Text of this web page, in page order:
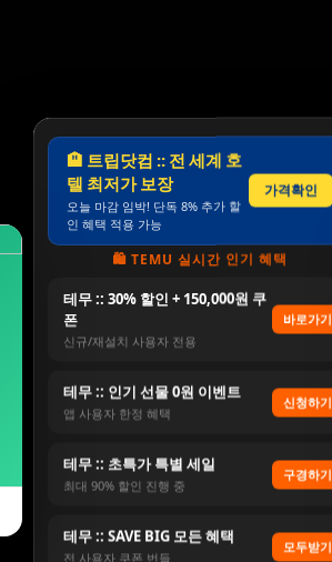
🏨 트립닷컴 :: 전 세계 호
텔 최저가 보장
오늘 마감 임박! 단독 8% 추가 할
인 혜택 적용 가능
가격확인
🛍️ TEMU 실시간 인기 혜택
테무 :: 30% 할인 + 150,000원 쿠
폰
신규/재설치 사용자 전용
바로가기
테무 :: 인기 선물 0원 이벤트
앱 사용자 한정 혜택
신청하기
테무 :: 초특가 특별 세일
최대 90% 할인 진행 중
구경하기
테무 :: SAVE BIG 모든 혜택
전 사용자 쿠폰 번들
모두받기